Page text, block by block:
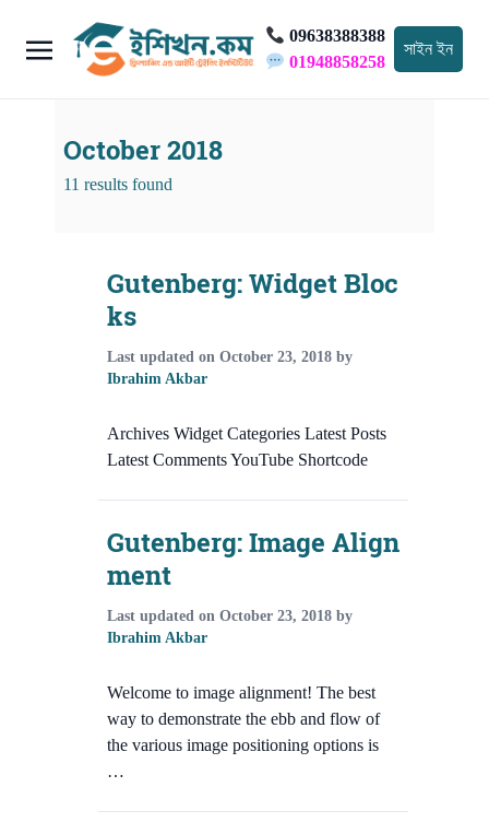
09638388388
01948858258
সাইন ইন
October 2018
11 results found
Gutenberg: Widget Bloc
ks
Last updated on October 23, 2018 by
Ibrahim Akbar
Archives Widget Categories Latest Posts
Latest Comments YouTube Shortcode
Gutenberg: Image Align
ment
Last updated on October 23, 2018 by
Ibrahim Akbar
Welcome to image alignment! The best
way to demonstrate the ebb and flow of
the various image positioning options is
…